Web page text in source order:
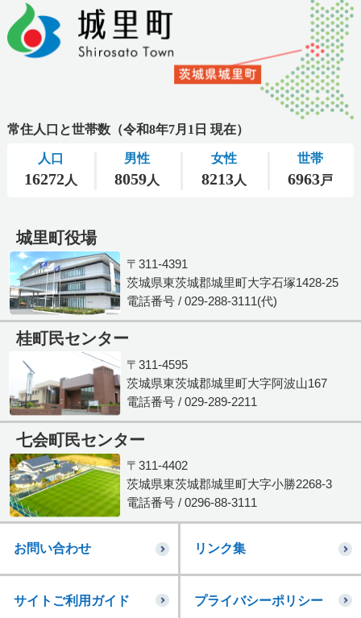
城里町役場
〒311-4391
茨城県東茨城郡城里町大字石塚1428-25
電話番号 / 029-288-3111(代)
桂町民センター
〒311-4595
茨城県東茨城郡城里町大字阿波山167
電話番号 / 029-289-2211
七会町民センター
〒311-4402
茨城県東茨城郡城里町大字小勝2268-3
電話番号 / 0296-88-3111
お問い合わせ リンク集
サイトご利用ガイド プライバシーポリシー